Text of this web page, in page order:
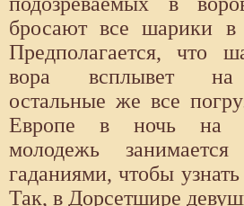
бросают все шарики в
Предполагается, что
вора всплывет на
остальные же все
Европе в ночь на
молодежь
гаданиями, чтобы
Так, в Дорсетшире